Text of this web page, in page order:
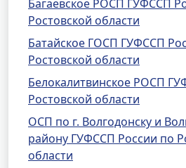
Багаевское РОСП ГУФССП
Ростовской области
Батайское ГОСП ГУФССП
Ростовской области
Белокалитвинское РОСП
Ростовской области
ОСП по г. Волгодонску и
району ГУФССП России по
области